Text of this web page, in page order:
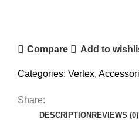
Compare Add to
Categories: Vertex,
Share:
DESCRIPTION REVIEWS (0)